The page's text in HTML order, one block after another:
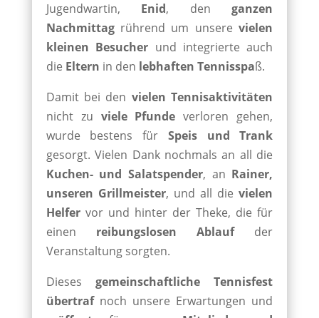
Jugendwartin, Enid, denganzen
Nachmittagrührend um unserevielen
kleinen Besucher und integrierte auch
die Eltern in den lebhaften Tennisspaß.
Damit bei den vielen Tennisaktivitäten
nicht zu viele Pfunde verloren gehen,
wurde bestens für Speis und Trank
gesorgt. Vielen Dank nochmals an all die
Kuchen- und Salatspender, an Rainer,
unseren Grillmeister, und all dievielen
Helfervor und hinter der Theke, die für
einen reibungslosen Ablaufder
Veranstaltung sorgten.
Dieses gemeinschaftliche Tennisfest
übertrafnoch unsere Erwartungen und